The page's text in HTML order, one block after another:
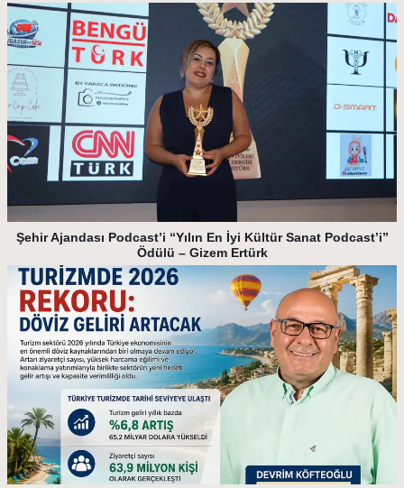
Şehir Ajandası Podcast’i “Yılın En İyi Kültür Sanat Podcast’i”
Ödülü – Gizem Ertürk